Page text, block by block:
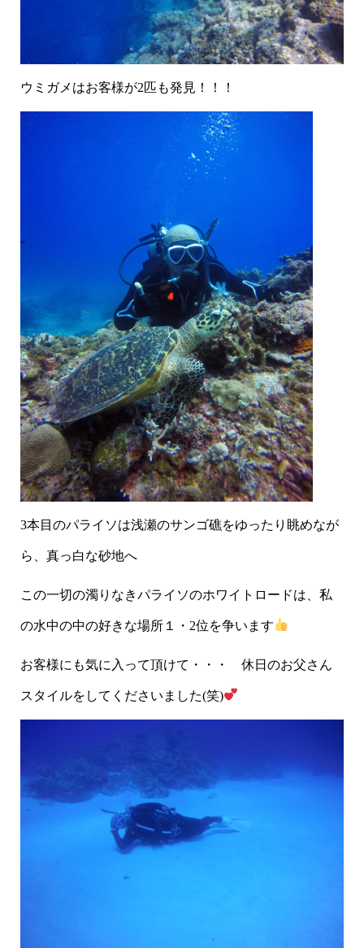
ウミガメはお客様が2匹も発見！！！
3本目のパライソは浅瀬のサンゴ礁をゆったり眺めなが
ら、真っ白な砂地へ
この一切の濁りなきパライソのホワイトロードは、私
の水中の中の好きな場所１・2位を争います
お客様にも気に入って頂けて・・・ 休日のお父さん
スタイルをしてくださいました(笑)